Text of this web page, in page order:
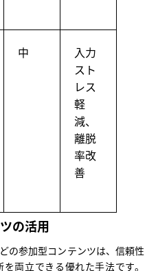
中
入力
スト
レス
軽
減、
離脱
率改
善
の活用
の参加型コンテンツは、信頼性
両立できる優れた手法です。